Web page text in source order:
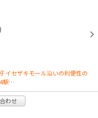
イセザキモール沿いの利便性の
駅…
わせ